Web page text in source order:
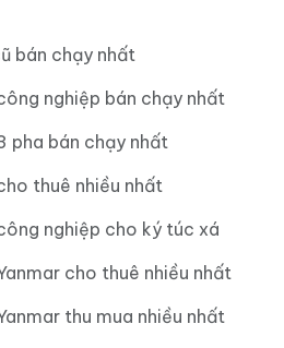
bán chạy nhất
nghiệp bán chạy nhất
pha bán chạy nhất
thuê nhiều nhất
nghiệp cho ký túc xá
cho thuê nhiều nhất
thu mua nhiều nhất